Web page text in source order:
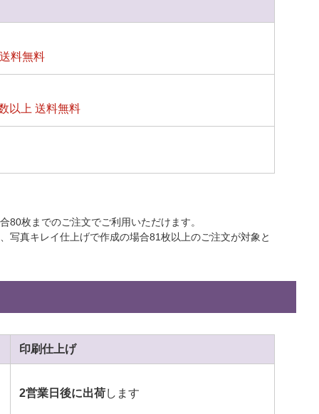
料無料
以上 送料無料
枚までのご注文でご利用いただけます。
写真キレイ仕上げで作成の場合81枚以上のご注文が対象と
印刷仕上げ
2営業日後に出荷します